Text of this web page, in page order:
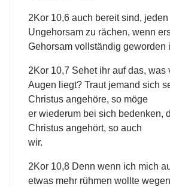
2Kor 10,6 auch bereit sind, jeden
Ungehorsam zu rächen, wenn
Gehorsam vollständig geworden
2Kor 10,7 Sehet ihr auf das, was
Augen liegt? Traut jemand sich
Christus angehöre, so möge
er wiederum bei sich bedenken,
Christus angehört, so auch
wir.
2Kor 10,8 Denn wenn ich mich
etwas mehr rühmen wollte